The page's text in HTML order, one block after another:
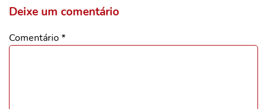
Deixe um comentário
Comentário*